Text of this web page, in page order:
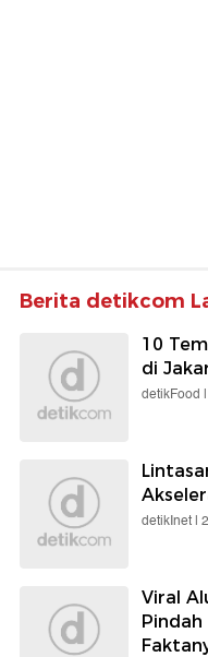
Berita detikcom
10
di
detikFood |
detikInet |
Viral
Pindah